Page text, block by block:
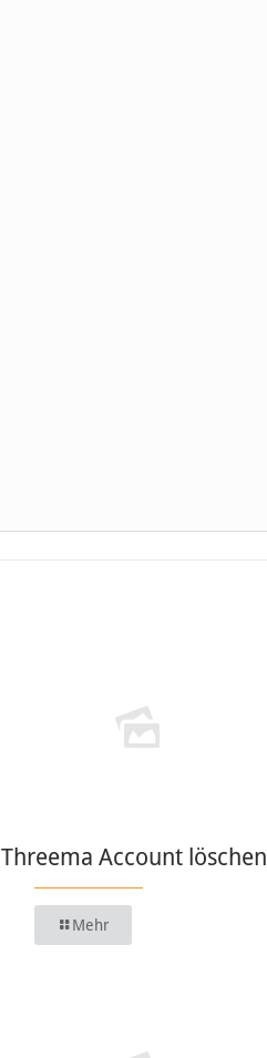
Threema Account löschen
Mehr